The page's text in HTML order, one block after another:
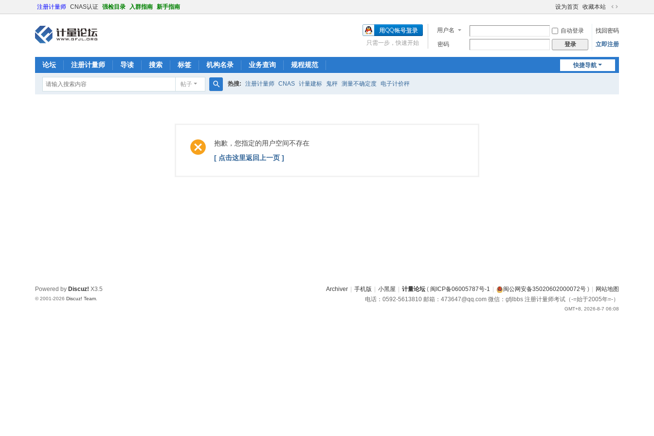
注册计量师 CNAS认证 强检目录 入群指南 新手指南 设为首页 收藏本站
切
到
宽
用户名 自动登录
找回密码
密码
登录 立即注册
只需一步，快速开始
快捷导航
论坛 注册计量师 导读 搜索 标签 机构名录 业务查询 规程规范
帖子 热搜: 注册计量师 CNAS 计量建标 鬼秤 测量不确定度 电子计价秤
抱歉，您指定的用户空间不存在
[ 点击这里返回上一页 ]
Archiver 手机版 小黑屋 计量论坛 ( 闽ICP备06005787号-1 闽公网安备35020602000072号 )
网站地图
电话：0592-5613810 邮箱：473647@qq.com 微信：gfjlbbs 注册计量师考试（-=始于2005年=-）
GMT+8, 2026-8-7 06:08
Powered by Discuz! X3.5
© 2001-2026 Discuz! Team